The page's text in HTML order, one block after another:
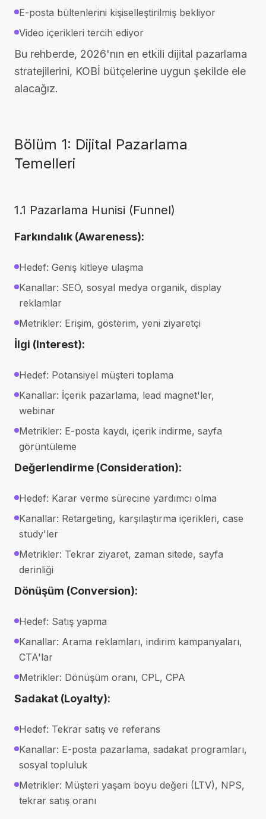
E-posta bültenlerini kişiselleştirilmiş bekliyor
Video içerikleri tercih ediyor
Bu rehberde, 2026'nın en etkili dijital pazarlama
stratejilerini, KOBİ bütçelerine uygun şekilde ele
alacağız.
Bölüm 1: Dijital Pazarlama
Temelleri
1.1 Pazarlama Hunisi (Funnel)
Farkındalık (Awareness):
Hedef: Geniş kitleye ulaşma
Kanallar: SEO, sosyal medya organik, display
reklamlar
Metrikler: Erişim, gösterim, yeni ziyaretçi
İlgi (Interest):
Hedef: Potansiyel müşteri toplama
Kanallar: İçerik pazarlama, lead magnet'ler,
webinar
Metrikler: E-posta kaydı, içerik indirme, sayfa
görüntüleme
Değerlendirme (Consideration):
Hedef: Karar verme sürecine yardımcı olma
Kanallar: Retargeting, karşılaştırma içerikleri, case
study'ler
Metrikler: Tekrar ziyaret, zaman sitede, sayfa
derinliği
Dönüşüm (Conversion):
Hedef: Satış yapma
Kanallar: Arama reklamları, indirim kampanyaları,
CTA'lar
Metrikler: Dönüşüm oranı, CPL, CPA
Sadakat (Loyalty):
Hedef: Tekrar satış ve referans
Kanallar: E-posta pazarlama, sadakat programları,
sosyal topluluk
Metrikler: Müşteri yaşam boyu değeri (LTV), NPS,
tekrar satış oranı